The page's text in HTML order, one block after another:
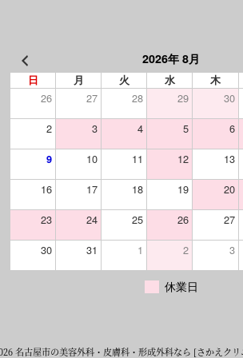
2026年 8月
日 月 火 水 木
26 27 28 29 30
2
3 4 5 6
9 10 11 12 13
16
17 18 19 20
23
24 25 26 27
30
31 1 2 3
休業日
名古屋市の美容外科・皮膚科・形成外科なら [さかえク